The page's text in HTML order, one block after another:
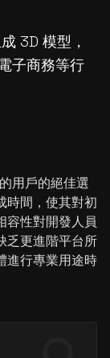
3D 模型，
子商務等行
用戶的絕佳選
時間，使其對初
容性對開發人員
乏更進階平台所
進行專業用途時